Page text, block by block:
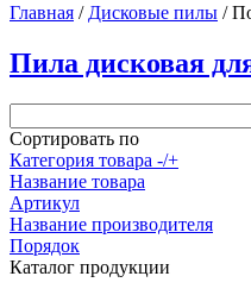
Главная / Дисковые пилы /
Пила дисковая
Сортировать по
Категория товара -/+
Название товара
Артикул
Название производителя
Порядок
Каталог продукции